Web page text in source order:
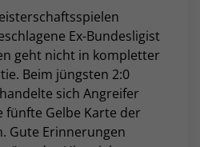
Ex-Bundesligist
geht nicht in kompletter
Beim jüngsten 2:0
sich Angreifer
fünfte Gelbe Karte der
Gute Erinnerungen